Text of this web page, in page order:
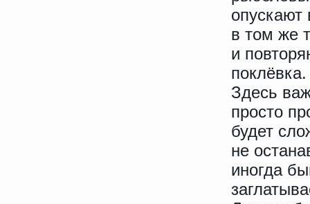
опускают
в том же
и
Здесь
просто
будет
не
иногда